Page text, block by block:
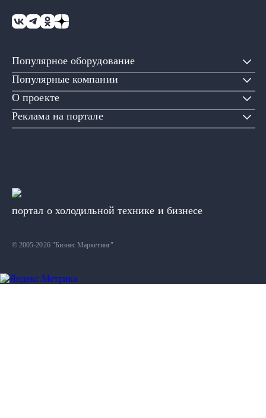
Популярное оборудование
Популярные компании
О проекте
Реклама на портале
портал о холодильной технике и бизнесе
© 2005-2026 "Бизнес Маркетинг"